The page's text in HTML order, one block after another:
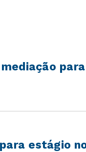
mediação
estágio